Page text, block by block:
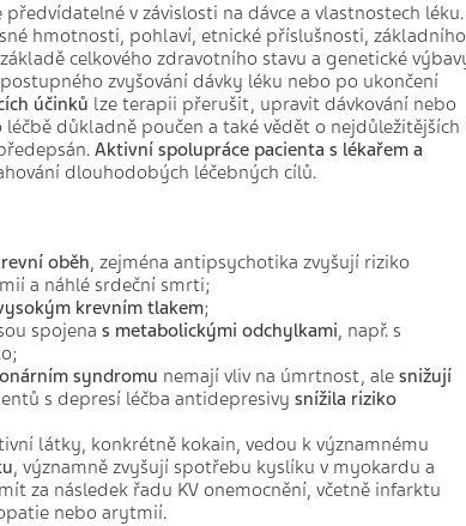
v závislosti na dávce a vlastnostech léku.
hmotnosti, pohlaví, etnické příslušnosti,
celkového zdravotního stavu a genetické
zvyšování dávky léku nebo po ukončení
účinků lze terapii přerušit, upravit dávkování nebo
důkladně poučen a také vědět o nejdůležitějších
Aktivní spolupráce pacienta s lékařem a
dlouhodobých léčebných cílů.
oběh, zejména antipsychotika zvyšují riziko
a náhlé srdeční smrti;
krevním tlakem;
spojena s metabolickými odchylkami, např. s
syndromu nemají vliv na úmrtnost, ale snižují
s depresí léčba antidepresivy snížila riziko
látky, konkrétně kokain, vedou k významnému
, významně zvyšují spotřebu kyslíku v myokardu a
za následek řadu KV onemocnění, včetně infarktu
nebo arytmií.